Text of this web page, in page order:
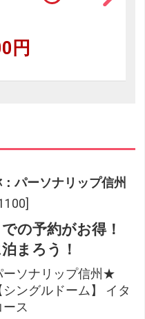
円
パーソナリップ信州
の予約がお得！
まろう！
ーソナリップ信州★
シングルドーム】 イタ
ース